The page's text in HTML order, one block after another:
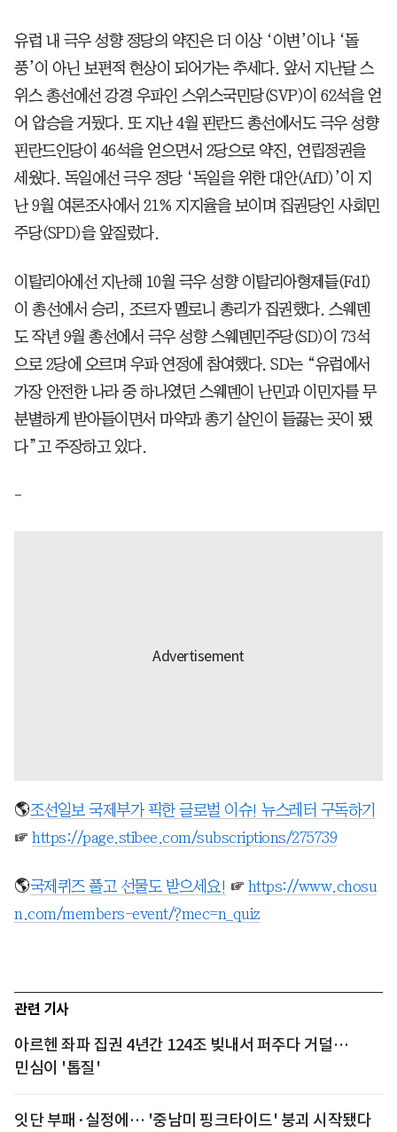
유럽 내 극우 성향 정당의 약진은 더 이상 ‘이변’이나 ‘돌
풍’이 아닌 보편적 현상이 되어가는 추세다. 앞서 지난달 스
위스 총선에선 강경 우파인 스위스국민당(SVP)이 62석을 얻
어 압승을 거뒀다. 또 지난 4월 핀란드 총선에서도 극우 성향
핀란드인당이 46석을 얻으면서 2당으로 약진, 연립정권을
세웠다. 독일에선 극우 정당 ‘독일을 위한 대안(AfD)’이 지
난 9월 여론조사에서 21% 지지율을 보이며 집권당인 사회민
주당(SPD)을 앞질렀다.
이탈리아에선 지난해 10월 극우 성향 이탈리아형제들(FdI)
이 총선에서 승리, 조르자 멜로니 총리가 집권했다. 스웨덴
도 작년 9월 총선에서 극우 성향 스웨덴민주당(SD)이 73석
으로 2당에 오르며 우파 연정에 참여했다. SD는 “유럽에서
가장 안전한 나라 중 하나였던 스웨덴이 난민과 이민자를 무
분별하게 받아들이면서 마약과 총기 살인이 들끓는 곳이 됐
다”고 주장하고 있다.
-
🌎조선일보 국제부가 픽한 글로벌 이슈! 뉴스레터 구독하기
☞ https://page.stibee.com/subscriptions/275739
🌎국제퀴즈 풀고 선물도 받으세요! ☞ https://www.chosu
n.com/members-event/?mec=n_quiz
관련 기사
아르헨 좌파 집권 4년간 124조 빚내서 퍼주다 거덜…
민심이 '톱질'
잇단 부패·실정에… '중남미 핑크타이드' 붕괴 시작됐다